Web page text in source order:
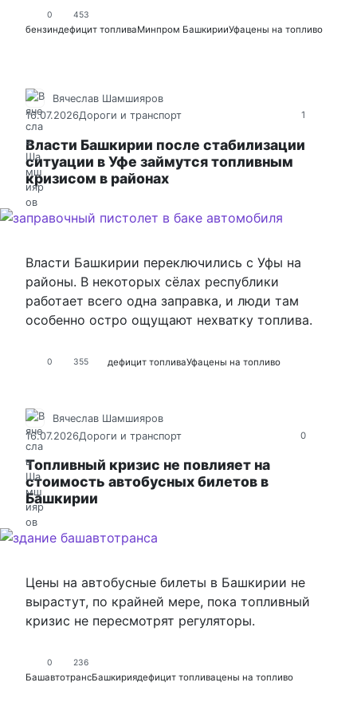
0 453
бензиндефицит топливаМинпром БашкирииУфацены на топливо
1
Вячеслав Шамшияров
16.07.2026Дороги и транспорт
Власти Башкирии после стабилизации
ситуации в Уфе займутся топливным
кризисом в районах
Власти Башкирии переключились с Уфы на
районы. В некоторых сёлах республики
работает всего одна заправка, и люди там
особенно остро ощущают нехватку топлива.
0 355 дефицит топливаУфацены на топливо
0
Вячеслав Шамшияров
16.07.2026Дороги и транспорт
Топливный кризис не повлияет на
стоимость автобусных билетов в
Башкирии
Цены на автобусные билеты в Башкирии не
вырастут, по крайней мере, пока топливный
кризис не пересмотрят регуляторы.
0 236
БашавтотрансБашкириядефицит топливацены на топливо